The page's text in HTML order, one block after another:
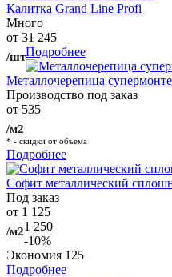
Калитка Grand Line Profi
Много
от 31 245
/штПодробнее
Металлочерепица
Производство под заказ
от 535
/м2
* - скидки от объема
Подробнее
Софит металлический
Под заказ
от 1 125
/м21 250
-10%
Экономия 125
Подробнее